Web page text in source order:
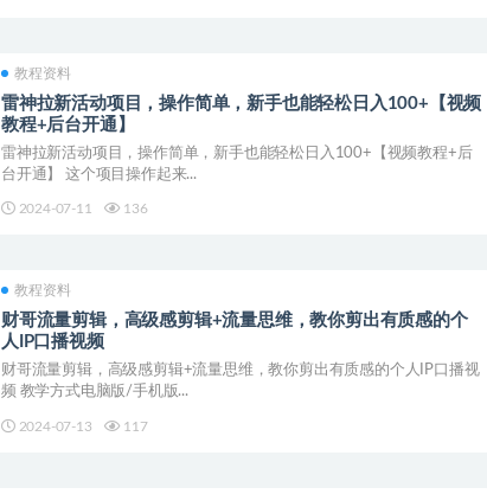
教程资料
雷神拉新活动项目，操作简单，新手也能轻松日入100+【视频
教程+后台开通】
雷神拉新活动项目，操作简单，新手也能轻松日入100+【视频教程+后
台开通】 这个项目操作起来...
2024-07-11 136
教程资料
财哥流量剪辑，高级感剪辑+流量思维，教你剪出有质感的个
人IP口播视频
财哥流量剪辑，高级感剪辑+流量思维，教你剪出有质感的个人IP口播视
频 教学方式电脑版/手机版...
2024-07-13 117